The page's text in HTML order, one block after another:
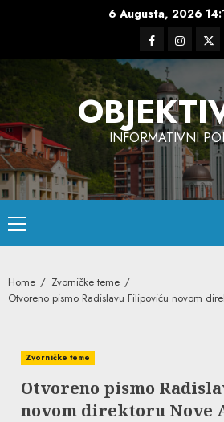
6 Augusta, 2026
FacebookInstagram
INFORMATIVNI
Primary
Menu
Home
Zvorničke teme
Otvoreno pismo Radislavu Filipoviću novom
Zvorničke teme
Otvoreno pismo
novom direktoru Nove